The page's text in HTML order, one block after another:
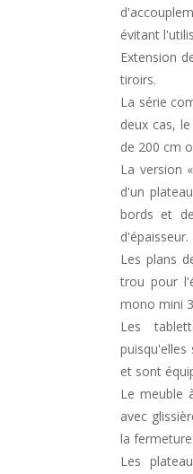
évitant
Extension
tiroirs.
La série
deux cas,
de 200 cm
La version
d'un
bords et
d'épaisseur.
Les plans
trou pour
mono mini
Les
et sont
Le meuble
avec
la
Les